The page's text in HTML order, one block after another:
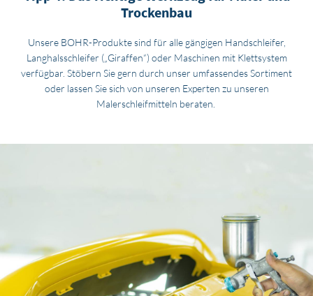
Trockenbau
Unsere BOHR-Produkte sind für alle gängigen Handschleifer,
Langhalsschleifer („Giraffen“) oder Maschinen mit Klettsystem
verfügbar. Stöbern Sie gern durch unser umfassendes Sortiment
oder lassen Sie sich von unseren Experten zu unseren
Malerschleifmitteln beraten.